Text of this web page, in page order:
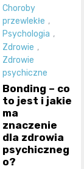
Choroby
przewlekłe ,
Psychologia ,
Zdrowie ,
Zdrowie
psychiczne
Bonding – co
to jest i jakie
ma
znaczenie
dla zdrowia
psychiczneg
o?